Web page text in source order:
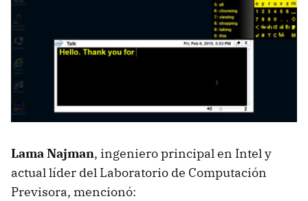
Lama Najman, ingeniero principal en Intel y
actual líder del Laboratorio de Computación
Previsora, mencionó: